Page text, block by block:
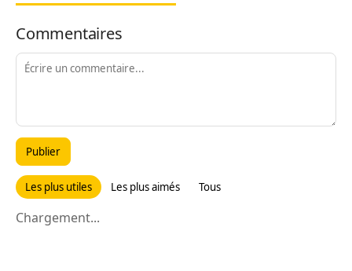
Commentaires
Publier
Les plus utiles Les plus aimés Tous
Chargement...